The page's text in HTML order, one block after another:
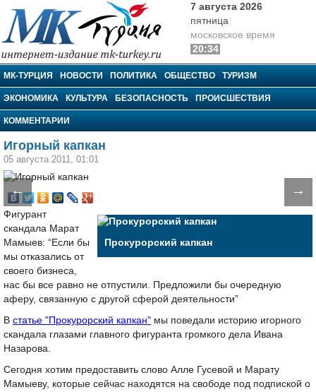
МК-Турция
7 августа 2026
пятница
московское время
20:34
МК-ТУРЦИЯ НОВОСТИ ПОЛИТИКА ОБЩЕСТВО ТУРИЗМ
ЭКОНОМИКА КУЛЬТУРА БЕЗОПАСНОСТЬ ПРОИСШЕСТВИЯ
КОММЕНТАРИИ
Игорный капкан
05 августа 2011, 01:01
← →
Прокурорский капкан
Фигурант
скандала Марат
Мамыев: “Если бы
мы отказались от
своего бизнеса,
нас бы все равно не отпустили. Предложили бы очередную
аферу, связанную с другой сферой деятельности”
В статье "Прокурорский капкан" мы поведали историю игорного
скандала глазами главного фигуранта громкого дела Ивана
Назарова.
Сегодня хотим предоставить слово Алле Гусевой и Марату
Мамыеву, которые сейчас находятся на свободе под подпиской о